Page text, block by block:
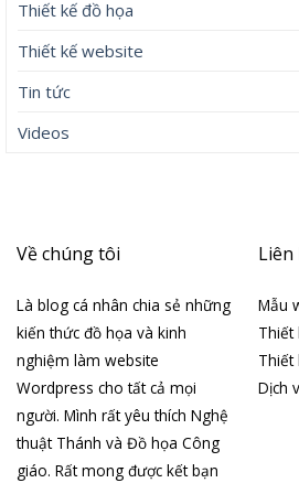
Thiết kế đồ họa
Thiết kế website
Tin tức
Videos
Về chúng tôi
Là blog cá nhân chia sẻ những
kiến thức đồ họa và kinh
nghiệm làm website
Wordpress cho tất cả mọi
người. Mình rất yêu thích Nghệ
thuật Thánh và Đồ họa Công
giáo. Rất mong được kết bạn
Liên
Mẫu
Thiết
Thiết
Dịch